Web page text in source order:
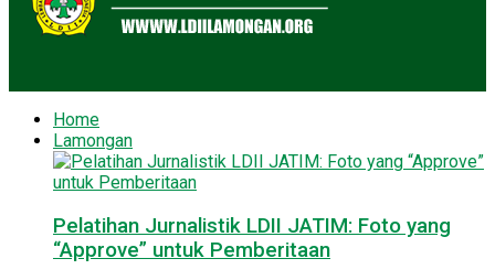
Home
Lamongan
Pelatihan Jurnalistik LDII JATIM: Foto yang
“Approve” untuk Pemberitaan